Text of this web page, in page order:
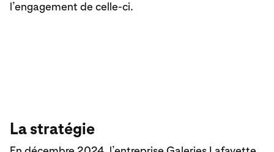
l’engagement de celle-ci.
La stratégie